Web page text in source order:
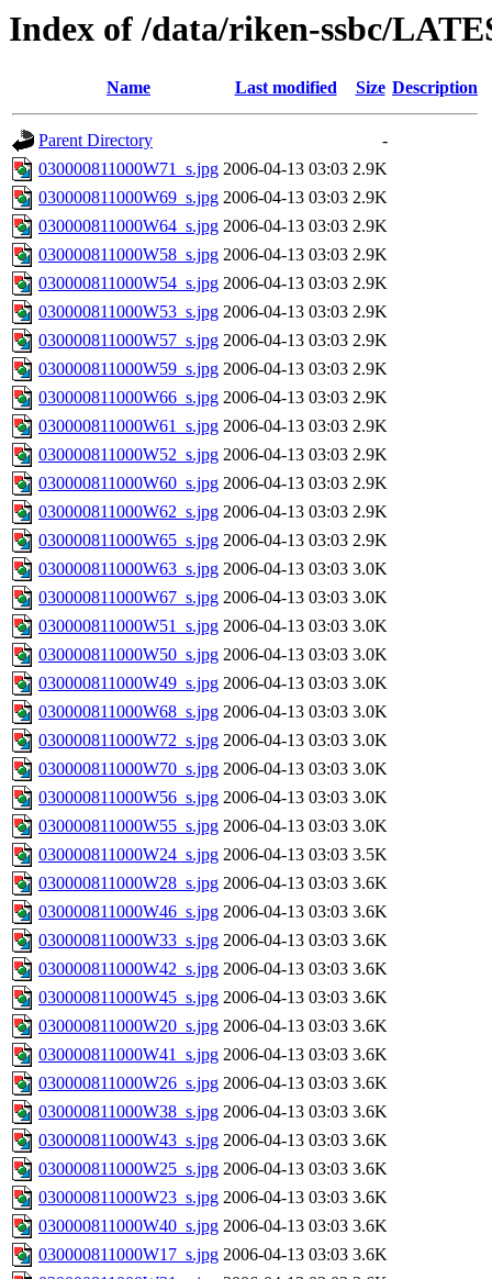
Index of /data/riken-ssbc/
Name Last modified Size Description
Parent Directory
-
030000811000W71_s.jpg 2006-04-13 03:03 2.9K
030000811000W69_s.jpg 2006-04-13 03:03 2.9K
030000811000W64_s.jpg 2006-04-13 03:03 2.9K
030000811000W58_s.jpg 2006-04-13 03:03 2.9K
030000811000W54_s.jpg 2006-04-13 03:03 2.9K
030000811000W53_s.jpg 2006-04-13 03:03 2.9K
030000811000W57_s.jpg 2006-04-13 03:03 2.9K
030000811000W59_s.jpg 2006-04-13 03:03 2.9K
030000811000W66_s.jpg 2006-04-13 03:03 2.9K
030000811000W61_s.jpg 2006-04-13 03:03 2.9K
030000811000W52_s.jpg 2006-04-13 03:03 2.9K
030000811000W60_s.jpg 2006-04-13 03:03 2.9K
030000811000W62_s.jpg 2006-04-13 03:03 2.9K
030000811000W65_s.jpg 2006-04-13 03:03 2.9K
030000811000W63_s.jpg 2006-04-13 03:03 3.0K
030000811000W67_s.jpg 2006-04-13 03:03 3.0K
030000811000W51_s.jpg 2006-04-13 03:03 3.0K
030000811000W50_s.jpg 2006-04-13 03:03 3.0K
030000811000W49_s.jpg 2006-04-13 03:03 3.0K
030000811000W68_s.jpg 2006-04-13 03:03 3.0K
030000811000W72_s.jpg 2006-04-13 03:03 3.0K
030000811000W70_s.jpg 2006-04-13 03:03 3.0K
030000811000W56_s.jpg 2006-04-13 03:03 3.0K
030000811000W55_s.jpg 2006-04-13 03:03 3.0K
030000811000W24_s.jpg 2006-04-13 03:03 3.5K
030000811000W28_s.jpg 2006-04-13 03:03 3.6K
030000811000W46_s.jpg 2006-04-13 03:03 3.6K
030000811000W33_s.jpg 2006-04-13 03:03 3.6K
030000811000W42_s.jpg 2006-04-13 03:03 3.6K
030000811000W45_s.jpg 2006-04-13 03:03 3.6K
030000811000W20_s.jpg 2006-04-13 03:03 3.6K
030000811000W41_s.jpg 2006-04-13 03:03 3.6K
030000811000W26_s.jpg 2006-04-13 03:03 3.6K
030000811000W38_s.jpg 2006-04-13 03:03 3.6K
030000811000W43_s.jpg 2006-04-13 03:03 3.6K
030000811000W25_s.jpg 2006-04-13 03:03 3.6K
030000811000W23_s.jpg 2006-04-13 03:03 3.6K
030000811000W40_s.jpg 2006-04-13 03:03 3.6K
030000811000W17_s.jpg 2006-04-13 03:03 3.6K